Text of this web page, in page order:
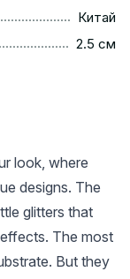
Китай
2.5 см
look, where
designs. The
glitters that
The most
But they